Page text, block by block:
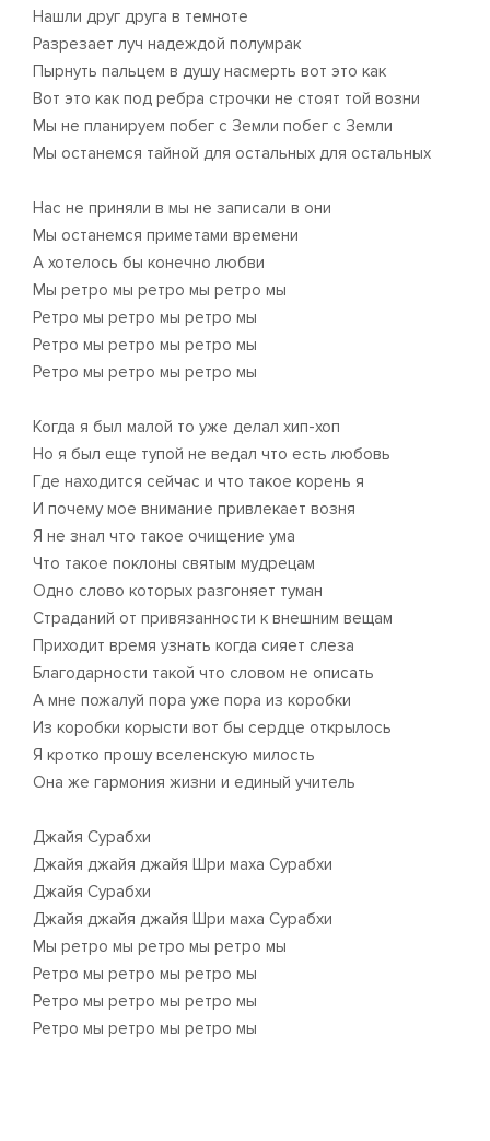
Нашли друг друга в темноте
Разрезает луч надеждой полумрак
Пырнуть пальцем в душу насмерть вот это как
Вот это как под ребра строчки не стоят той возни
Мы не планируем побег с Земли побег с Земли
Мы останемся тайной для остальных для остальных
Нас не приняли в мы не записали в они
Мы останемся приметами времени
А хотелось бы конечно любви
Мы ретро мы ретро мы ретро мы
Ретро мы ретро мы ретро мы
Ретро мы ретро мы ретро мы
Ретро мы ретро мы ретро мы
Когда я был малой то уже делал хип-хоп
Но я был еще тупой не ведал что есть любовь
Где находится сейчас и что такое корень я
И почему мое внимание привлекает возня
Я не знал что такое очищение ума
Что такое поклоны святым мудрецам
Одно слово которых разгоняет туман
Страданий от привязанности к внешним вещам
Приходит время узнать когда сияет слеза
Благодарности такой что словом не описать
А мне пожалуй пора уже пора из коробки
Из коробки корысти вот бы сердце открылось
Я кротко прошу вселенскую милость
Она же гармония жизни и единый учитель
Джайя Сурабхи
Джайя джайя джайя Шри маха Сурабхи
Джайя Сурабхи
Джайя джайя джайя Шри маха Сурабхи
Мы ретро мы ретро мы ретро мы
Ретро мы ретро мы ретро мы
Ретро мы ретро мы ретро мы
Ретро мы ретро мы ретро мы